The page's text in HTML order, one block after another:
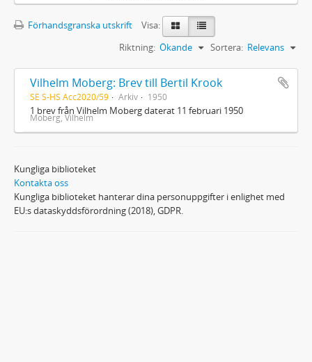
Förhandsgranska utskrift
Visa:
Sortera: Relevans
Riktning: Ökande
Vilhelm Moberg: Brev till Bertil Krook
SE S-HS Acc2020/59 Arkiv 1950
1 brev från Vilhelm Moberg daterat 11 februari 1950
Moberg, Vilhelm
Kungliga biblioteket
Kontakta oss
Kungliga biblioteket hanterar dina personuppgifter i enlighet med
EU:s dataskyddsförordning (2018), GDPR.